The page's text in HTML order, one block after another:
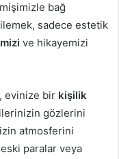
bağ
sadece estetik
ve hikayemizi
evinize bir kişilik
gözlerini
atmosferini
paralar veya